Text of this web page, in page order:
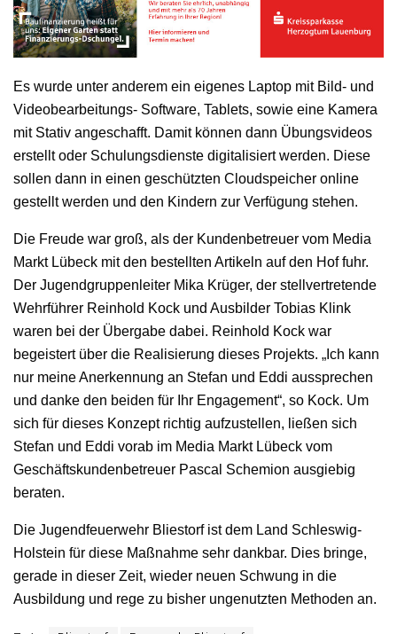
Es wurde unter anderem ein eigenes Laptop mit Bild- und
Videobearbeitungs- Software, Tablets, sowie eine Kamera
mit Stativ angeschafft. Damit können dann Übungsvideos
erstellt oder Schulungsdienste digitalisiert werden. Diese
sollen dann in einen geschützten Cloudspeicher online
gestellt werden und den Kindern zur Verfügung stehen.
Die Freude war groß, als der Kundenbetreuer vom Media
Markt Lübeck mit den bestellten Artikeln auf den Hof fuhr.
Der Jugendgruppenleiter Mika Krüger, der stellvertretende
Wehrführer Reinhold Kock und Ausbilder Tobias Klink
waren bei der Übergabe dabei. Reinhold Kock war
begeistert über die Realisierung dieses Projekts. „Ich kann
nur meine Anerkennung an Stefan und Eddi aussprechen
und danke den beiden für Ihr Engagement“, so Kock. Um
sich für dieses Konzept richtig aufzustellen, ließen sich
Stefan und Eddi vorab im Media Markt Lübeck vom
Geschäftskundenbetreuer Pascal Schemion ausgiebig
beraten.
Die Jugendfeuerwehr Bliestorf ist dem Land Schleswig-
Holstein für diese Maßnahme sehr dankbar. Dies bringe,
gerade in dieser Zeit, wieder neuen Schwung in die
Ausbildung und rege zu bisher ungenutzten Methoden an.